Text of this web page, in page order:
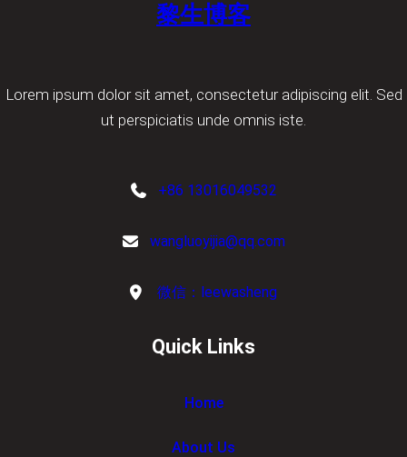
黎生博客
Lorem ipsum dolor sit amet, consectetur adipiscing elit. Sed
ut perspiciatis unde omnis iste.
+86 13016049532
wangluoyijia@qq.com
微信：leewasheng
Quick Links
Home
About Us